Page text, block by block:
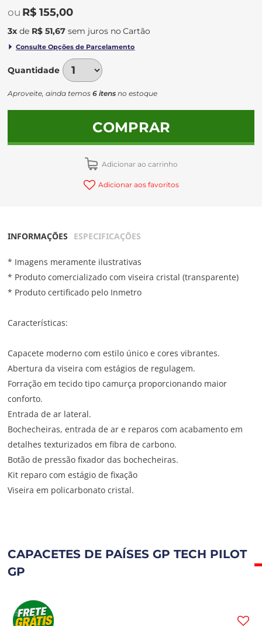
R$ 155,00
3x de R$ 51,67 sem juros no
Quantidade
Aproveite, ainda temos6 itens no estoque
COMPRAR
Adicionar ao carrinho
Adicionar aos favoritos
INFORMAÇÕES ESPECIFICAÇÕES
* Imagens meramente ilustrativas
* Produto comercializado com viseira cristal (transparente)
* Produto certificado pelo Inmetro
Características:
Capacete moderno com estilo único e cores vibrantes.
Abertura da viseira com estágios de regulagem.
Forração em tecido tipo camurça proporcionando maior
conforto.
Entrada de ar lateral.
Bochecheiras, entrada de ar e reparos com acabamento em
detalhes texturizados em fibra de carbono.
Botão de pressão fixador das bochecheiras.
Kit reparo com estágio de fixação
Viseira em policarbonato cristal.
CAPACETES DE PAÍSES GP TECH PILOT
GP